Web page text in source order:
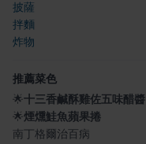
披薩
拌麵
炸物
推薦菜色
🌟十三香鹹酥雞佐五味醋醬
🌟煙燻鮭魚蘋果捲
南丁格爾治百病